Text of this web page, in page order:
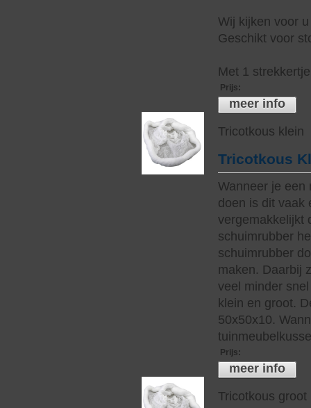
Wij kijken voor
Geschikt voor
Met 1
Prijs:
meer info
Tricotkous klein
Tricotkous
Wanneer je een
doen is dit vaak
vergemakkelijkt
schuimrubber
schuimrubber
maken. Daarbij
veel minder
klein en groot.
50x50x10.
Prijs:
meer info
Tricotkous groot